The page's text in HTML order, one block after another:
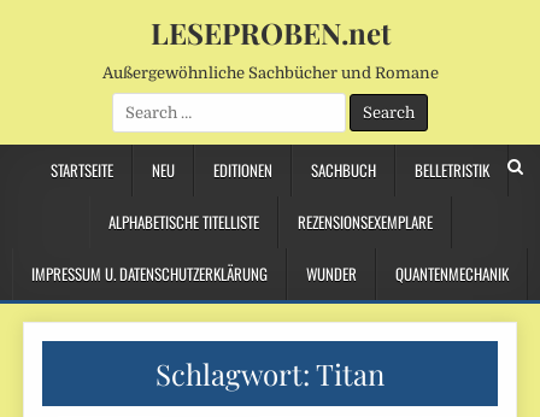
LESEPROBEN.net
Außergewöhnliche Sachbücher und Romane
Search
for:
STARTSEITE NEU EDITIONEN SACHBUCH BELLETRISTIK
ALPHABETISCHE TITELLISTE REZENSIONSEXEMPLARE
IMPRESSUM U. DATENSCHUTZERKLÄRUNG WUNDER QUANTENMECHANIK
Schlagwort:Titan